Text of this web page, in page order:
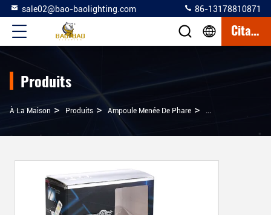
sale02@bao-baolighting.com 86-13178810871
Citation
Produits
À La Maison > Produits > Ampoule Menée De Phare > H4 H7 H11 H13